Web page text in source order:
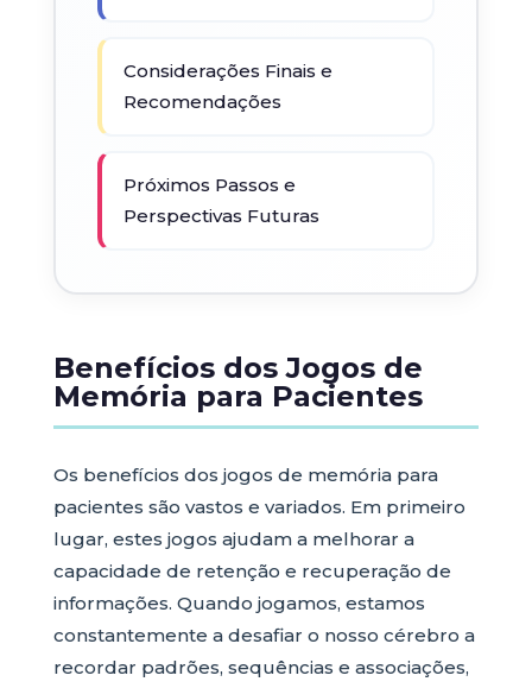
Considerações Finais e
Recomendações
Próximos Passos e
Perspectivas Futuras
Benefícios dos Jogos de
Memória para Pacientes
Os benefícios dos jogos de memória para
pacientes são vastos e variados. Em primeiro
lugar, estes jogos ajudam a melhorar a
capacidade de retenção e recuperação de
informações. Quando jogamos, estamos
constantemente a desafiar o nosso cérebro a
recordar padrões, sequências e associações,